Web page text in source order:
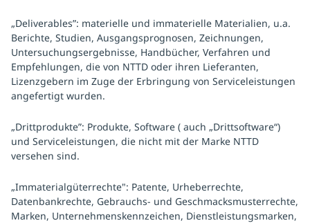
„Deliverables”: materielle und immaterielle Materialien, u.a.
Berichte, Studien, Ausgangsprognosen, Zeichnungen,
Untersuchungsergebnisse, Handbücher, Verfahren und
Empfehlungen, die von NTTD oder ihren Lieferanten,
Lizenzgebern im Zuge der Erbringung von Serviceleistungen
angefertigt wurden.
„Drittprodukte”: Produkte, Software ( auch „Drittsoftware“)
und Serviceleistungen, die nicht mit der Marke NTTD
versehen sind.
„Immaterialgüterrechte": Patente, Urheberrechte,
Datenbankrechte, Gebrauchs- und Geschmacksmusterrechte,
Marken, Unternehmenskennzeichen, Dienstleistungsmarken,